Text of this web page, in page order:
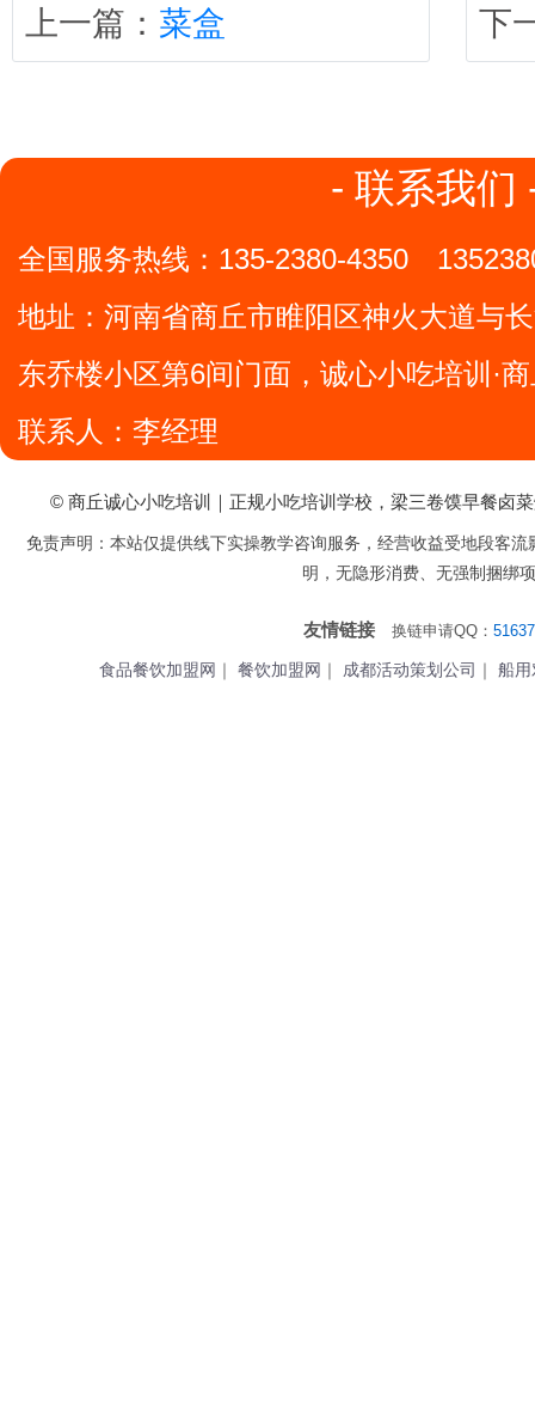
上一篇： 菜盒 下
- 联系我们
全国服务热线： 135-2380-4350
地址： 河南省商丘市睢阳区神火大道与
东乔楼小区第6间门面，诚心小吃培训·
联系人：李经理
© 商丘诚心小吃培训｜正规小吃培训学校，梁三卷馍早餐卤
免责声明：本站仅提供线下实操教学咨询服务，经营收益受地段客
明，无隐形消费、无强制捆绑
友情链接 换链申请QQ：
食品餐饮加盟网 ｜ 餐饮加盟网 ｜ 成都活动策划公司 ｜ 船用